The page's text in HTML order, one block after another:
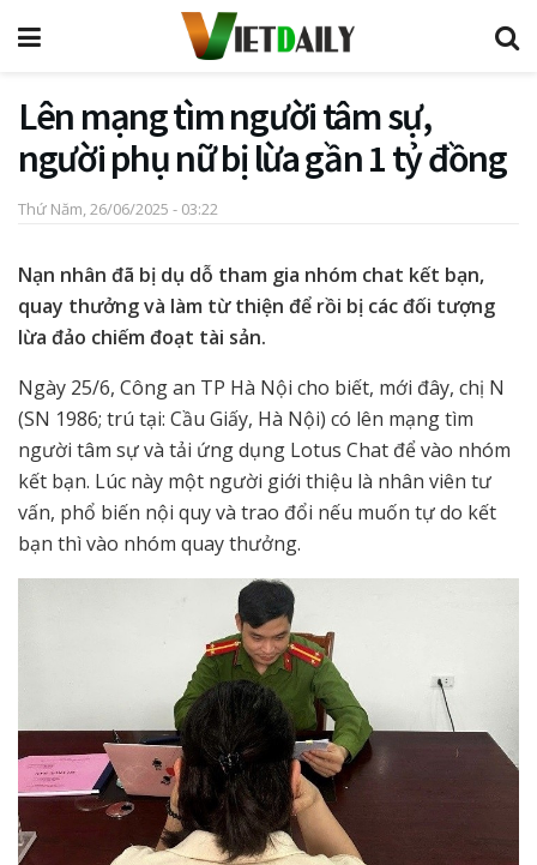
Lên mạng tìm người tâm sự,
người phụ nữ bị lừa gần 1 tỷ đồng
Thứ Năm, 26/06/2025 - 03:22
Nạn nhân đã bị dụ dỗ tham gia nhóm chat kết bạn,
quay thưởng và làm từ thiện để rồi bị các đối tượng
lừa đảo chiếm đoạt tài sản.
Ngày 25/6, Công an TP Hà Nội cho biết, mới đây, chị N
(SN 1986; trú tại: Cầu Giấy, Hà Nội) có lên mạng tìm
người tâm sự và tải ứng dụng Lotus Chat để vào nhóm
kết bạn. Lúc này một người giới thiệu là nhân viên tư
vấn, phổ biến nội quy và trao đổi nếu muốn tự do kết
bạn thì vào nhóm quay thưởng.